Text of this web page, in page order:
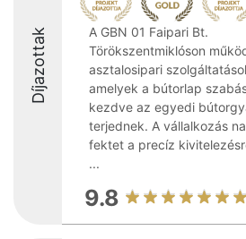
Díjazottak
A GBN 01 Faipari Bt.
Törökszentmiklóson
asztalosipari
amelyek a bútorlap
kezdve az egyedi
terjednek. A vállalkozás
fektet a precíz
...
9.8